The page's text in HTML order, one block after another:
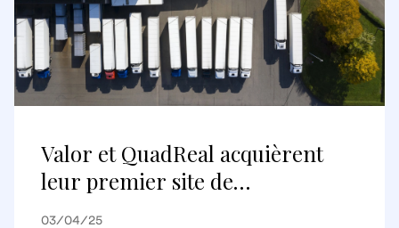
Valor et QuadReal acquièrent
leur premier site de
développement à Amsterdam
03/04/25